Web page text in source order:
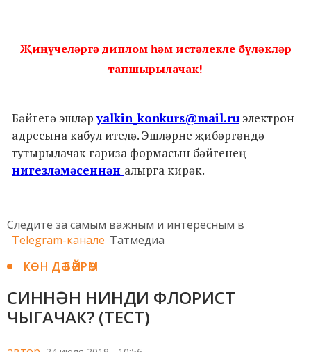
Җиңүчеләргә диплом һәм истәлекле бүләкләр
тапшырылачак!
Бәйгегә эшләрyalkin_konkurs@mail.ru электрон
адресына кабул ителә. Эшләрне җибәргәндә
тутырылачак гариза формасын бәйгенең
нигезләмәсеннән алырга кирәк.
Следите за самым важным и интересным в
Telegram-канале Татмедиа
КӨН ДӘ БӘЙРӘМ
СИННӘН НИНДИ ФЛОРИСТ
ЧЫГАЧАК? (ТЕСТ)